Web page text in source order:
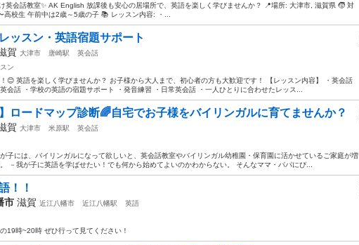
英会話教室✨ AK English 放課後も安心の居場所で、英語を楽しく学びませんか？ 📍場所: 大津市, 滋賀県 🧒 対
高校生 午前中は2歳～5歳の子 📚 レッスン内容: ・...
ッスン・英語宿題サポート
賀 大津市 唐崎駅
英会話
ン
😊 英語を楽しく学びませんか？ お子様から大人まで、初心者の方も大歓迎です！ 【レッスン内容】 ・英会話
英会話 ・学校の英語の宿題サポート ・発音練習 ・日常英会話 ・一人ひとりに合わせたレッス...
】ロードマップ診断🌈自宅でお子様をバイリンガルに育てませんか？
賀 大津市 米原駅
英会話
子には、バイリンガルになって欲しいと、英会話教室やバイリンガル幼稚園・保育園に活かせているご家庭が増
－我が子に英語を学ばせたい！でも何から始めてよいのかわからない。 そんなママ・パパにぴ...
！！
市 滋賀 近江八幡市 近江八幡駅
英語
19時~20時 ぜひ行って見てください！